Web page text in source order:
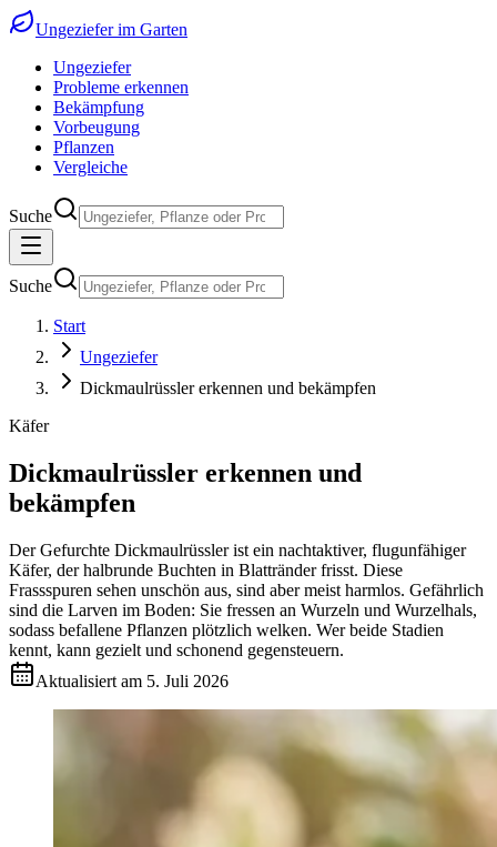
Ungeziefer im Garten
Ungeziefer
Probleme erkennen
Bekämpfung
Vorbeugung
Pflanzen
Vergleiche
Suche
Suche
Start
Ungeziefer
Dickmaulrüssler erkennen und bekämpfen
Käfer
Dickmaulrüssler erkennen und
bekämpfen
Der Gefurchte Dickmaulrüssler ist ein nachtaktiver, flugunfähiger
Käfer, der halbrunde Buchten in Blattränder frisst. Diese
Frassspuren sehen unschön aus, sind aber meist harmlos. Gefährlich
sind die Larven im Boden: Sie fressen an Wurzeln und Wurzelhals,
sodass befallene Pflanzen plötzlich welken. Wer beide Stadien
kennt, kann gezielt und schonend gegensteuern.
Aktualisiert am 5. Juli 2026